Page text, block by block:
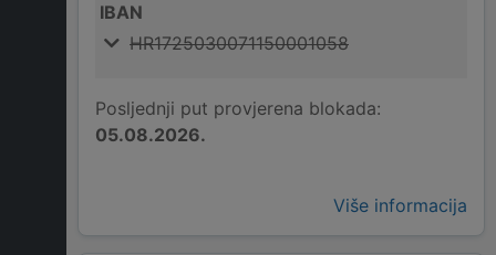
IBAN
HR1725030071150001058
Posljednji put provjerena blokada:
05.08.2026.
Više informacija